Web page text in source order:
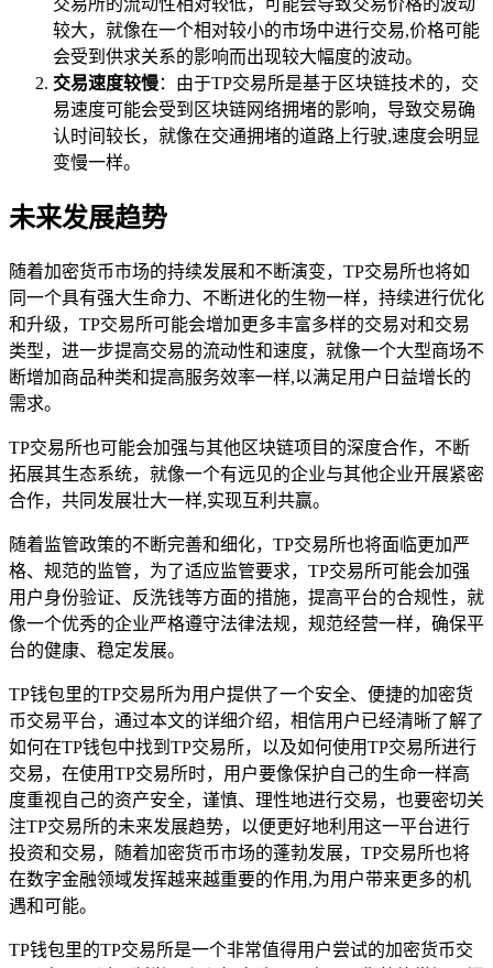
较大，就像在一个相对较小的市场中进行交易,价格可能
会受到供求关系的影响而出现较大幅度的波动。
交易速度较慢：由于TP交易所是基于区块链技术的，交
易速度可能会受到区块链网络拥堵的影响，导致交易确
认时间较长，就像在交通拥堵的道路上行驶,速度会明显
变慢一样。
未来发展趋势
随着加密货币市场的持续发展和不断演变，TP交易所也将如
同一个具有强大生命力、不断进化的生物一样，持续进行优化
和升级，TP交易所可能会增加更多丰富多样的交易对和交易
类型，进一步提高交易的流动性和速度，就像一个大型商场不
断增加商品种类和提高服务效率一样,以满足用户日益增长的
需求。
TP交易所也可能会加强与其他区块链项目的深度合作，不断
拓展其生态系统，就像一个有远见的企业与其他企业开展紧密
合作，共同发展壮大一样,实现互利共赢。
随着监管政策的不断完善和细化，TP交易所也将面临更加严
格、规范的监管，为了适应监管要求，TP交易所可能会加强
用户身份验证、反洗钱等方面的措施，提高平台的合规性，就
像一个优秀的企业严格遵守法律法规，规范经营一样，确保平
台的健康、稳定发展。
TP钱包里的TP交易所为用户提供了一个安全、便捷的加密货
币交易平台，通过本文的详细介绍，相信用户已经清晰了解了
如何在TP钱包中找到TP交易所，以及如何使用TP交易所进行
交易，在使用TP交易所时，用户要像保护自己的生命一样高
度重视自己的资产安全，谨慎、理性地进行交易，也要密切关
注TP交易所的未来发展趋势，以便更好地利用这一平台进行
投资和交易，随着加密货币市场的蓬勃发展，TP交易所也将
在数字金融领域发挥越来越重要的作用,为用户带来更多的机
遇和可能。
TP钱包里的TP交易所是一个非常值得用户尝试的加密货币交